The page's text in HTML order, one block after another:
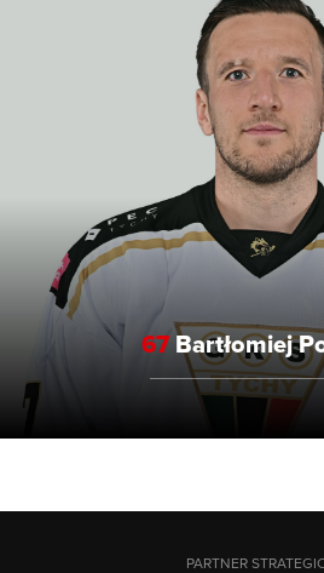
67 Bartłomiej
PARTNER